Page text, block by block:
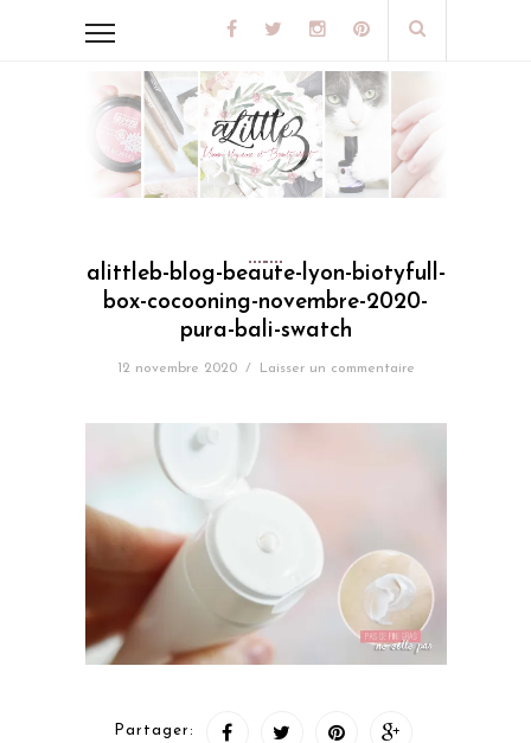
alittleb-blog-beaute-lyon-biotyfull-
box-cocooning-novembre-2020-
pura-bali-swatch
12 novembre 2020 / Laisser un commentaire
Partager: